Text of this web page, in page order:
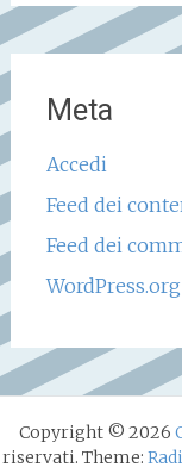
Meta
Accedi
Feed dei
Feed dei
WordPress.org
Copyright © 2026
riservati. Theme: